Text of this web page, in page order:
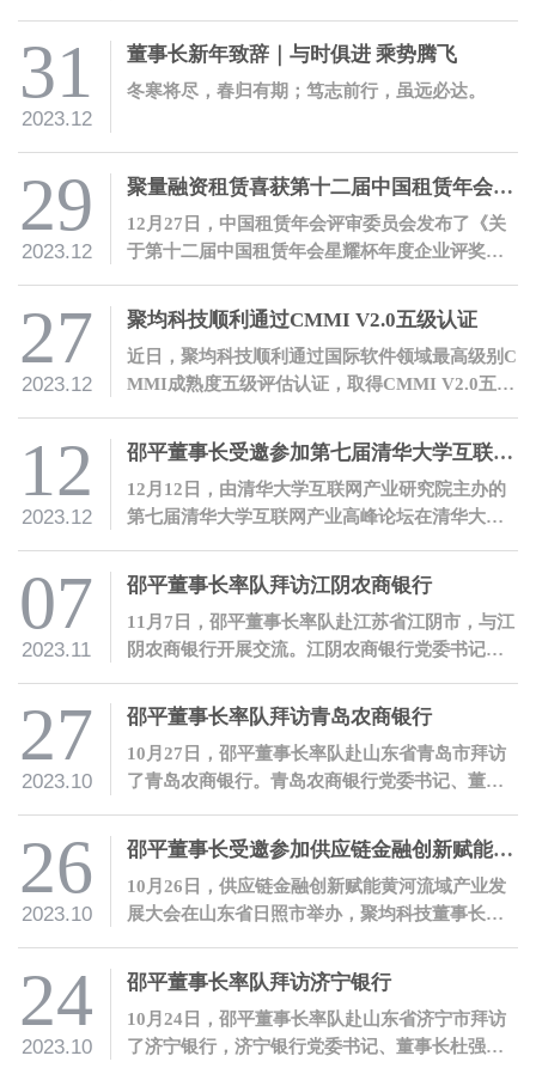
31
2023.12
董事长新年致辞｜与时俱进 乘势腾飞
冬寒将尽，春归有期；笃志前行，虽远必达。
29
2023.12
聚量融资租赁喜获第十二届中国租赁年会星耀杯“年度繁星奖”
12月27日，中国租赁年会评审委员会发布了《关
于第十二届中国租赁年会星耀杯年度企业评奖结
赁有限公司荣获“年度繁星奖”。
27
2023.12
聚均科技顺利通过CMMI V2.0五级认证
近日，聚均科技顺利通过国际软件领域最高级别C
MMI成熟度五级评估认证，取得CMMI V2.0五级
12
2023.12
邵平董事长受邀参加第七届清华大学互联网产业高峰论坛并发表主题演讲
12月12日，由清华大学互联网产业研究院主办的
第七届清华大学互联网产业高峰论坛在清华大学
邵平受邀参会，并发表主题演讲。
07
2023.11
邵平董事长率队拜访江阴农商银行
11月7日，邵平董事长率队赴江苏省江阴市，与江
阴农商银行开展交流。江阴农商银行党委书记、
行的到访。
27
2023.10
邵平董事长率队拜访青岛农商银行
10月27日，邵平董事长率队赴山东省青岛市拜访
了青岛农商银行。青岛农商银行党委书记、董事
的到访。
26
2023.10
邵平董事长受邀参加供应链金融创新赋能黄河流域产业发展大会，并发表主题演讲
10月26日，供应链金融创新赋能黄河流域产业发
展大会在山东省日照市举办，聚均科技董事长兼C
24
2023.10
邵平董事长率队拜访济宁银行
10月24日，邵平董事长率队赴山东省济宁市拜访
了济宁银行，济宁银行党委书记、董事长杜强代